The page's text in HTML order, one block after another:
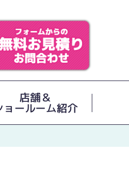
店舗＆
ョールーム紹介